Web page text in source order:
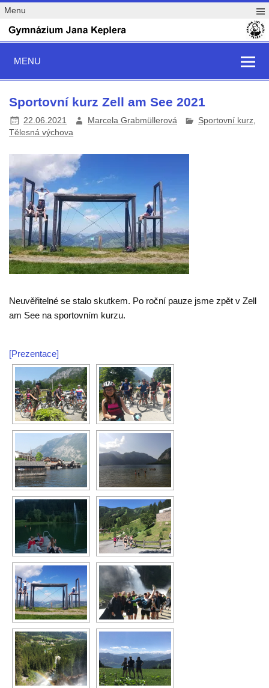
Menu
MENU
Sportovní kurz Zell am See 2021
22.06.2021 Marcela Grabmüllerová Sportovní kurz,
Tělesná výchova
Neuvěřitelné se stalo skutkem. Po roční pauze jsme zpět v Zell
am See na sportovním kurzu.
[Prezentace]